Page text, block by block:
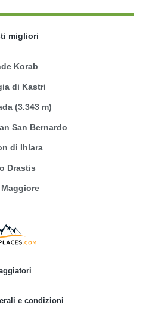
migliori
Korab
di Kastri
(3.343 m)
San Bernardo
di Ihlara
Drastis
e condizioni